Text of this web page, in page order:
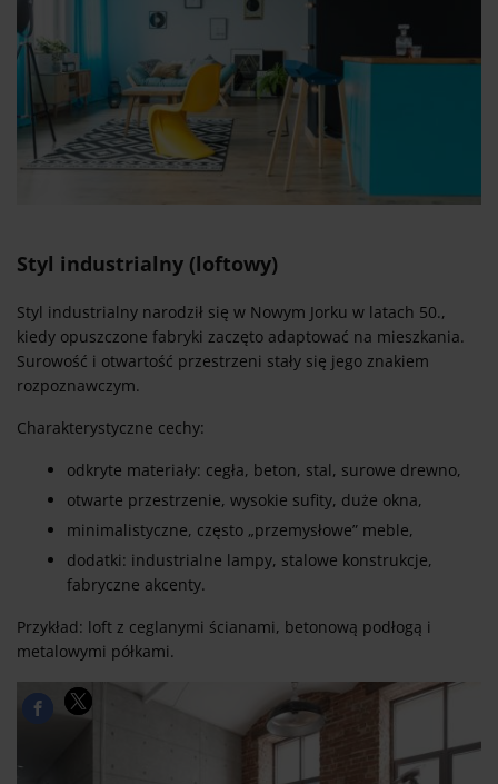
Styl industrialny (loftowy)
Styl industrialny narodził się w Nowym Jorku w latach 50.,
kiedy opuszczone fabryki zaczęto adaptować na mieszkania.
Surowość i otwartość przestrzeni stały się jego znakiem
rozpoznawczym.
Charakterystyczne cechy:
odkryte materiały: cegła, beton, stal, surowe drewno,
otwarte przestrzenie, wysokie sufity, duże okna,
minimalistyczne, często „przemysłowe” meble,
dodatki: industrialne lampy, stalowe konstrukcje,
fabryczne akcenty.
Przykład: loft z ceglanymi ścianami, betonową podłogą i
metalowymi półkami.